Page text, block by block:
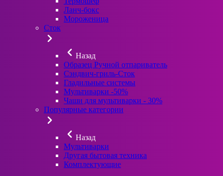
Ланч-бокс
Мороженица
Сток
Назад
Образец Ручной отпариватель
Сэндвич-гриль-Сток
Гладильные системы
Мультиварки -50%
Чаши для мультиварки - 30%
Популярные категории
Назад
Мультиварки
Другая бытовая техника
Комплектующие